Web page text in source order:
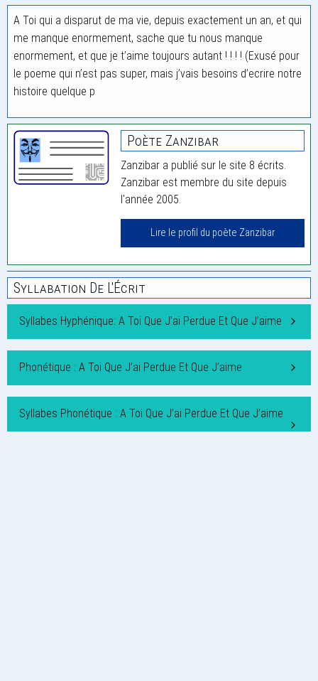
A Toi qui a disparut de ma vie, depuis exactement un an, et qui
me manque enormement, sache que tu nous manque
enormement, et que je t’aime toujours autant ! ! ! ! (Exusé pour
le poeme qui n’est pas super, mais j’vais besoins d’ecrire notre
histoire quelque p
Poète Zanzibar
Zanzibar a publié sur le site 8 écrits.
Zanzibar est membre du site depuis
l'année 2005.
Lire le profil du poète Zanzibar
Syllabation De L'Écrit
Syllabes Hyphénique: A Toi Que J’ai Perdue Et Que J’aime
Phonétique : A Toi Que J’ai Perdue Et Que J’aime
Syllabes Phonétique : A Toi Que J’ai Perdue Et Que J’aime